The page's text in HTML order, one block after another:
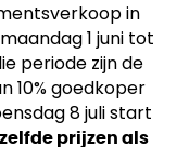
in
1 juni tot
periode zijn de
10% goedkoper
8 juli start
prijzen als